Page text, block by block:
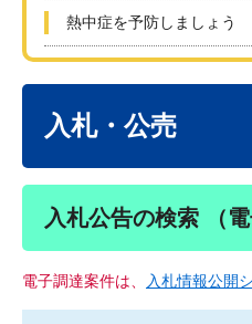
熱中症を予防しましょう
入札・公売
入札公告の検索 （
電子調達案件は、 入札情報公開